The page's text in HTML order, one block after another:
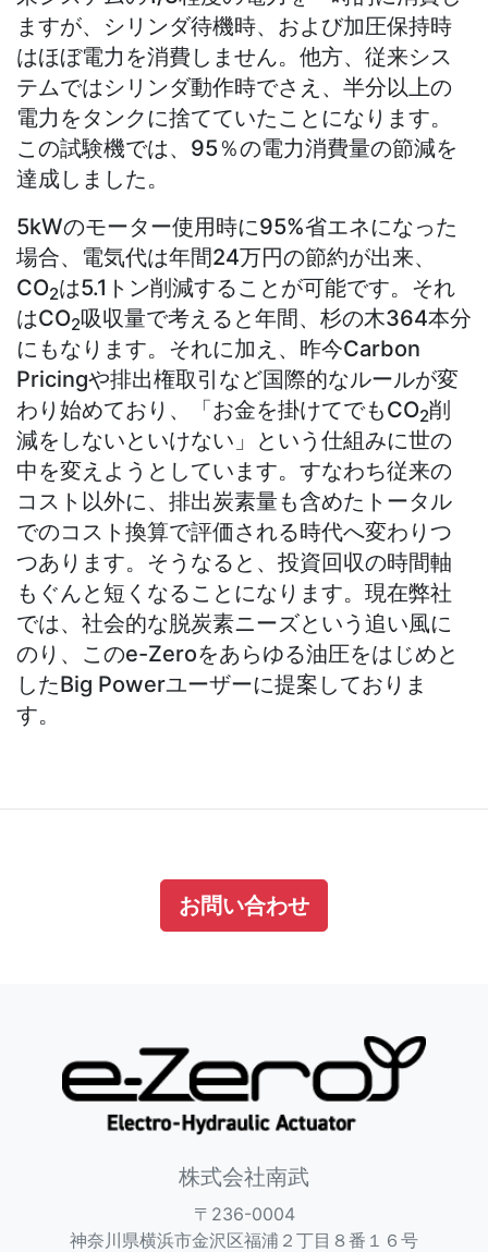
ますが、シリンダ待機時、および加圧保持時
はほぼ電力を消費しません。他方、従来シス
テムではシリンダ動作時でさえ、半分以上の
電力をタンクに捨てていたことになります。
この試験機では、95％の電⼒消費量の節減を
達成しました。
5kWのモーター使⽤時に95%省エネになった
場合、電気代は年間24万円の節約が出来、
CO2は5.1トン削減することが可能です。それ
はCO2吸収量で考えると年間、杉の木364本分
にもなります。それに加え、昨今Carbon
Pricingや排出権取引など国際的なルールが変
わり始めており、「お金を掛けてでもCO2削
減をしないといけない」という仕組みに世の
中を変えようとしています。すなわち従来の
コスト以外に、排出炭素量も含めたトータル
でのコスト換算で評価される時代へ変わりつ
つあります。そうなると、投資回収の時間軸
もぐんと短くなることになります。現在弊社
では、社会的な脱炭素ニーズという追い風に
のり、このe-Zeroをあらゆる油圧をはじめと
したBig Powerユーザーに提案しておりま
お問い合わせ
株式会社南武
〒236-0004
神奈川県横浜市金沢区福浦２丁目８番１６号